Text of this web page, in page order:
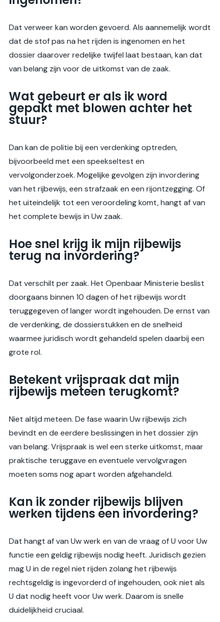
Dat verweer kan worden gevoerd. Als aannemelijk wordt
dat de stof pas na het rijden is ingenomen en het
dossier daarover redelijke twijfel laat bestaan, kan dat
van belang zijn voor de uitkomst van de zaak.
Wat gebeurt er als ik word
gepakt met blowen achter het
stuur?
Dan kan de politie bij een verdenking optreden,
bijvoorbeeld met een speekseltest en
vervolgonderzoek. Mogelijke gevolgen zijn invordering
van het rijbewijs, een strafzaak en een rijontzegging. Of
het uiteindelijk tot een veroordeling komt, hangt af van
het complete bewijs in Uw zaak.
Hoe snel krijg ik mijn rijbewijs
terug na invordering?
Dat verschilt per zaak. Het Openbaar Ministerie beslist
doorgaans binnen 10 dagen of het rijbewijs wordt
teruggegeven of langer wordt ingehouden. De ernst van
de verdenking, de dossierstukken en de snelheid
waarmee juridisch wordt gehandeld spelen daarbij een
grote rol.
Betekent vrijspraak dat mijn
rijbewijs meteen terugkomt?
Niet altijd meteen. De fase waarin Uw rijbewijs zich
bevindt en de eerdere beslissingen in het dossier zijn
van belang. Vrijspraak is wel een sterke uitkomst, maar
praktische teruggave en eventuele vervolgvragen
moeten soms nog apart worden afgehandeld.
Kan ik zonder rijbewijs blijven
werken tijdens een invordering?
Dat hangt af van Uw werk en van de vraag of U voor Uw
functie een geldig rijbewijs nodig heeft. Juridisch gezien
mag U in de regel niet rijden zolang het rijbewijs
rechtsgeldig is ingevorderd of ingehouden, ook niet als
U dat nodig heeft voor Uw werk. Daarom is snelle
duidelijkheid cruciaal.